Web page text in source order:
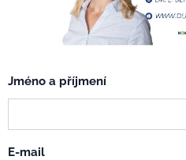
Jméno a příjmení
E-mail